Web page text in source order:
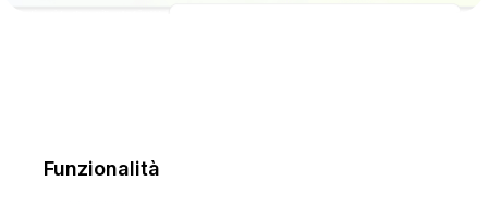
Funzionalità